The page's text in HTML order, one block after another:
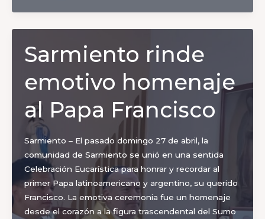
idea
cultural!
gratuito
financiamiento
Sarmiento
Sarmiento rinde
emotivo homenaje
al Papa Francisco
Sarmiento – El pasado domingo 27 de abril, la
comunidad de Sarmiento se unió en una sentida
Celebración Eucarística para honrar y recordar al
primer Papa latinoamericano y argentino, su querido
Francisco. La emotiva ceremonia fue un homenaje
desde el corazón a la figura trascendental del Sumo